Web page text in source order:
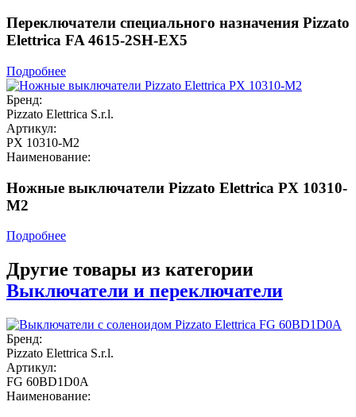
Переключатели специального назначения Pizzato
Elettrica FA 4615-2SH-EX5
Подробнее
Бренд:
Pizzato Elettrica S.r.l.
Артикул:
PX 10310-M2
Наименование:
Ножные выключатели Pizzato Elettrica PX 10310-
M2
Подробнее
Другие товары из категории
Выключатели и переключатели
Бренд:
Pizzato Elettrica S.r.l.
Артикул:
FG 60BD1D0A
Наименование: